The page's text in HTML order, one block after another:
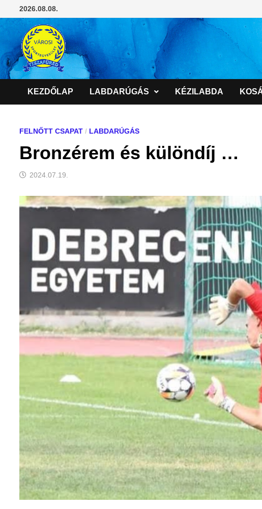
to
2026.08.08.
KEZDŐLAP LABDARÚGÁS KÉZILABDA
FELNŐTT CSAPAT / LABDARÚGÁS
Bronzérem és különdíj …
2024.07.19.